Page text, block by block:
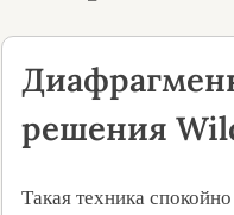
решения
Такая техника спокойно